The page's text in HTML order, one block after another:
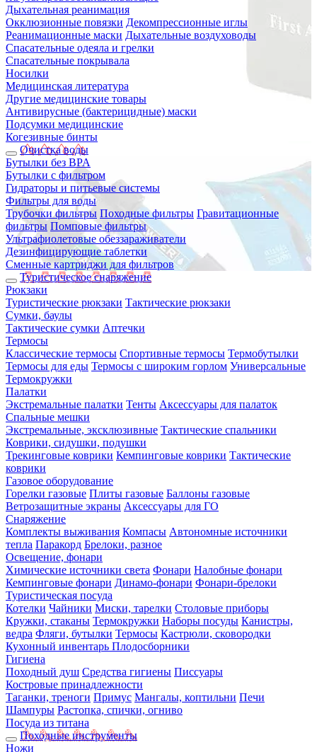
Дыхательная реанимация
Окклюзионные повязки Декомпрессионные иглы
Реанимационные маски Дыхательные воздуховоды
Спасательные одеяла и грелки
Спасательные покрывала
Носилки
Медицинская литература
Другие медицинские товары
Антивирусные (бактерицидные) маски
Подсумки медицинские
Когезивные бинты
Очистка воды
Бутылки без BPA
Бутылки с фильтром
Гидраторы и питьевые системы
Фильтры для воды
Трубочки фильтры Походные фильтры Гравитационные
фильтры Помповые фильтры
Ультрафиолетовые обеззараживатели
Дезинфицирующие таблетки
Сменные картриджи для фильтров
Туристическое снаряжение
Рюкзаки
Туристические рюкзаки Тактические рюкзаки
Сумки, баулы
Тактические сумки Аптечки
Термосы
Классические термосы Спортивные термосы Термобутылки
Термосы для еды Термосы с широким горлом Универсальные
Термокружки
Палатки
Экстремальные палатки Тенты Аксессуары для палаток
Спальные мешки
Экстремальные, эксклюзивные Тактические спальники
Коврики, сидушки, подушки
Трекинговые коврики Кемпинговые коврики Тактические
коврики
Газовое оборудование
Горелки газовые Плиты газовые Баллоны газовые
Ветрозащитные экраны Аксессуары для ГО
Снаряжение
Комплекты выживания Компасы Автономные источники
тепла Паракорд Брелоки, разное
Освещение, фонари
Химические источники света Фонари Налобные фонари
Кемпинговые фонари Динамо-фонари Фонари-брелоки
Туристическая посуда
Котелки Чайники Миски, тарелки Столовые приборы
Кружки, стаканы Термокружки Наборы посуды Канистры,
ведра Фляги, бутылки Термосы Кастрюли, сковородки
Кухонный инвентарь Плодосборники
Гигиена
Походный душ Средства гигиены Писсуары
Костровые принадлежности
Таганки, треноги Примус Мангалы, коптильни Печи
Шампуры Растопка, спички, огниво
Посуда из титана
Походные инструменты
Ножи